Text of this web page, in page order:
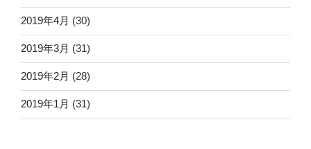
2019年4月 (30)
2019年3月 (31)
2019年2月 (28)
2019年1月 (31)